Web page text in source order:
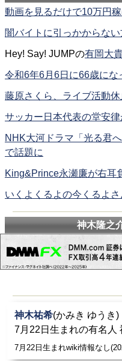
動画を見るだけで10万円稼
闇バイトに引っかからな
Hey! Say! JUMPの有岡大
令和6年6月6日に66歳にな
藤原さくら、ライブ活動
サッカー日本代表の堂安
NHK大河ドラマ「光る君
で話題に
King&Prince永瀬廉が右耳
いくよくるよの今くるよ
神木隆之
神木祐希(かみき ゆうき)
7月22日生まれの有名人
7月22日生まれwiki情報なし